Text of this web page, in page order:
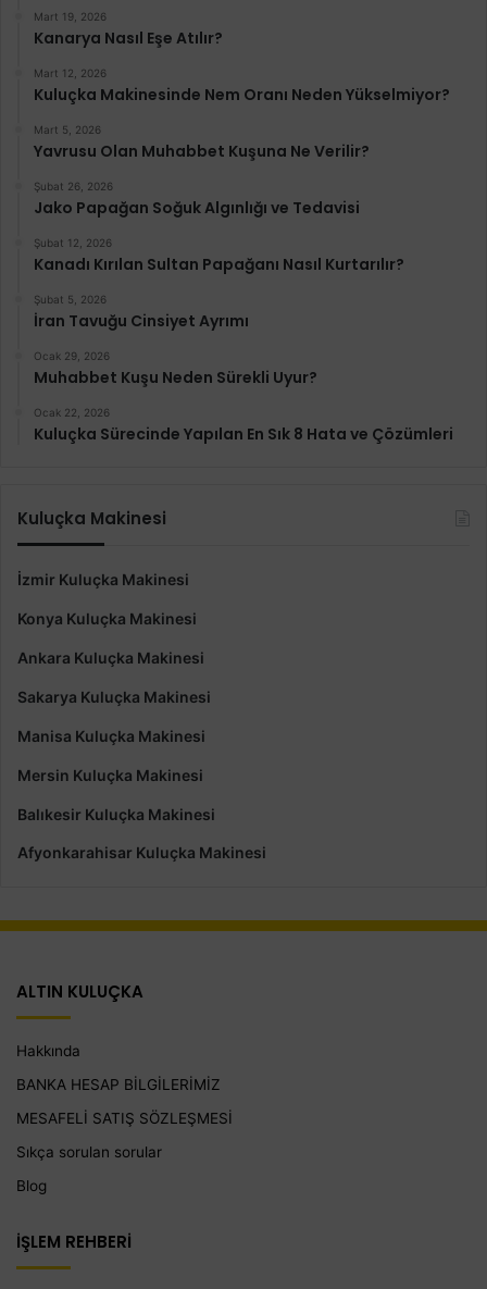
Mart 19, 2026
Kanarya Nasıl Eşe Atılır?
Mart 12, 2026
Kuluçka Makinesinde Nem Oranı Neden Yükselmiyor?
Mart 5, 2026
Yavrusu Olan Muhabbet Kuşuna Ne Verilir?
Şubat 26, 2026
Jako Papağan Soğuk Algınlığı ve Tedavisi
Şubat 12, 2026
Kanadı Kırılan Sultan Papağanı Nasıl Kurtarılır?
Şubat 5, 2026
İran Tavuğu Cinsiyet Ayrımı
Ocak 29, 2026
Muhabbet Kuşu Neden Sürekli Uyur?
Ocak 22, 2026
Kuluçka Sürecinde Yapılan En Sık 8 Hata ve Çözümleri
Kuluçka Makinesi
İzmir Kuluçka Makinesi
Konya Kuluçka Makinesi
Ankara Kuluçka Makinesi
Sakarya Kuluçka Makinesi
Manisa Kuluçka Makinesi
Mersin Kuluçka Makinesi
Balıkesir Kuluçka Makinesi
Afyonkarahisar Kuluçka Makinesi
ALTIN KULUÇKA
Hakkında
BANKA HESAP BİLGİLERİMİZ
MESAFELİ SATIŞ SÖZLEŞMESİ
Sıkça sorulan sorular
Blog
İŞLEM REHBERİ